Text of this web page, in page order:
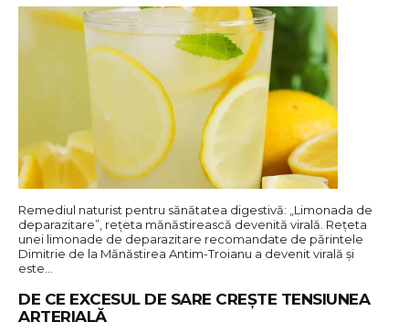
Remediul naturist pentru sănătatea digestivă: „Limonada de
deparazitare”, rețeta mănăstirească devenită virală. Rețeta
unei limonade de deparazitare recomandate de părintele
Dimitrie de la Mănăstirea Antim-Troianu a devenit virală și
este…
DE CE EXCESUL DE SARE CREȘTE TENSIUNEA
ARTERIALĂ